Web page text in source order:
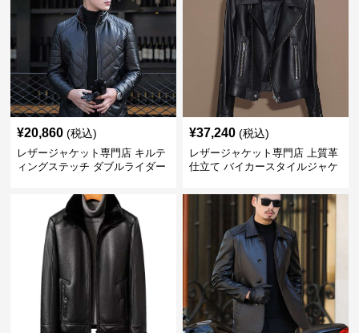
¥20,860 (税込)
レザージャケット専門店 キルテ
ィングステッチ ダブルライダー
¥37,240 (税込)
レザージャケット専門店 上質革
仕立て バイカースタイルジャケ